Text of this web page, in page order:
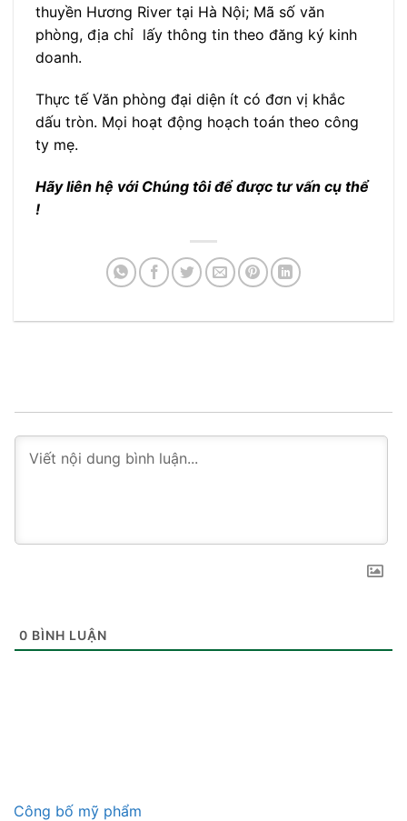
thuyền Hương River tại Hà Nội; Mã số văn
phòng, địa chỉ lấy thông tin theo đăng ký kinh
doanh.
Thực tế Văn phòng đại diện ít có đơn vị khắc
dấu tròn. Mọi hoạt động hoạch toán theo công
ty mẹ.
Hãy liên hệ với Chúng tôi để được tư vấn cụ thể
!
0 BÌNH LUẬN
Công bố mỹ phẩm